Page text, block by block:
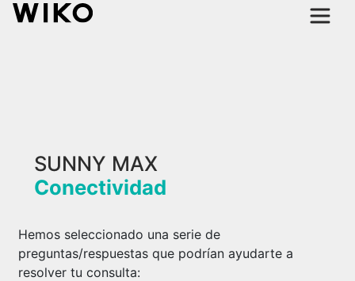
SUNNY MAX
Conectividad
Hemos seleccionado una serie de
preguntas/respuestas que podrían ayudarte a
resolver tu consulta: